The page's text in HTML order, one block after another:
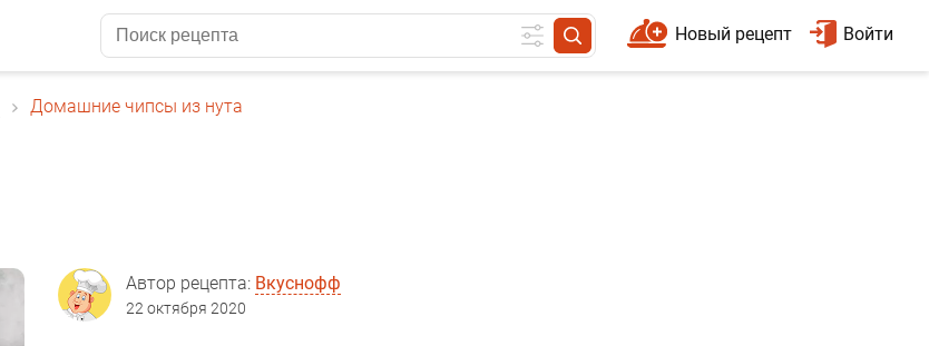
Войти
Новый рецепт
Домашние чипсы из нута
Автор рецепта: Вкуснофф
22 октября 2020